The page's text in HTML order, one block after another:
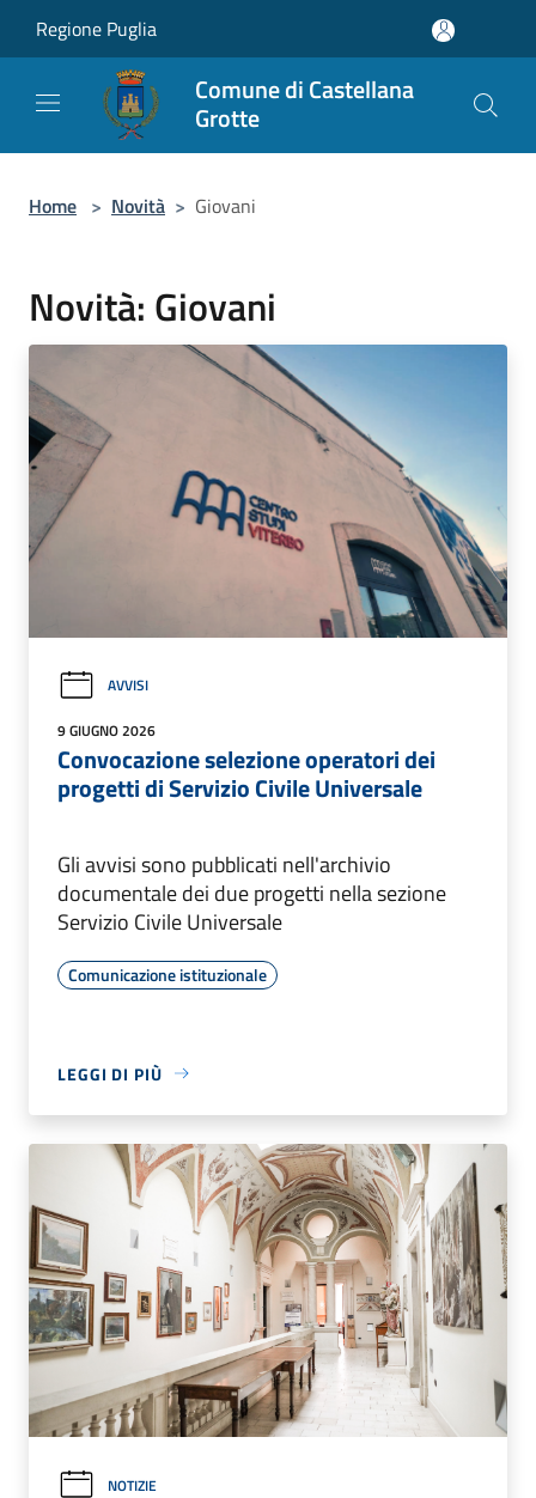
Regione Puglia
Comune di Castellana
Grotte
Home > Novità > Giovani
Novità: Giovani
AVVISI
9 GIUGNO 2026
Convocazione selezione operatori dei
progetti di Servizio Civile Universale
Gli avvisi sono pubblicati nell'archivio
documentale dei due progetti nella sezione
Servizio Civile Universale
Comunicazione istituzionale
LEGGI DI PIÙ
NOTIZIE